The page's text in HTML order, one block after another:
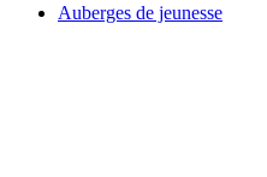
Auberges de jeunesse